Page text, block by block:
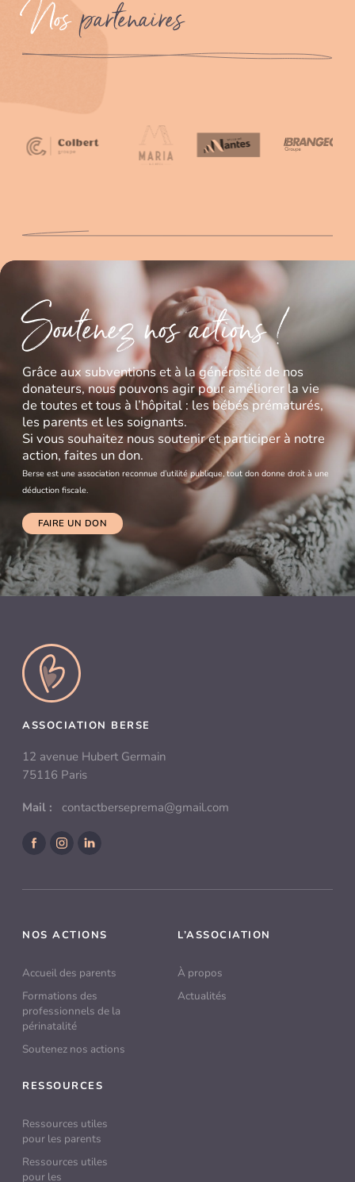
Nospartenaires
Soutenez nos actions !
Grâce aux subventions et à la générosité de nos
donateurs, nous pouvons agir pour améliorer la vie
de toutes et tous à l’hôpital : les bébés prématurés,
les parents et les soignants.
Si vous souhaitez nous soutenir et participer à notre
action, faites un don.
Berse est une association reconnue d’utilité publique, tout don donne droit à une
déduction fiscale.
FAIRE UN DON
ASSOCIATION BERSE
12 avenue Hubert Germain
75116 Paris
Mail : contactberseprema@gmail.com
NOS ACTIONS
Accueil des parents
Formations des
professionnels de la
périnatalité
Soutenez nos actions
L’ASSOCIATION
À propos
Actualités
RESSOURCES
Ressources utiles
pour les parents
Ressources utiles
pour les